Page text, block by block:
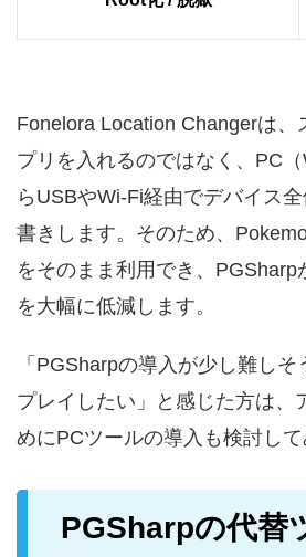
Fonelora Location Changerは、
プリを入れるのではなく、PC
らUSBやWi-Fi経由でデバイス
書きします。そのため、
をそのまま利用でき、PGSharp
を大幅に低減します。
「PGSharpの導入が少し難し
プレイしたい」と感じた方は、
めにPCツールの導入も検討して
PGSharpの代替